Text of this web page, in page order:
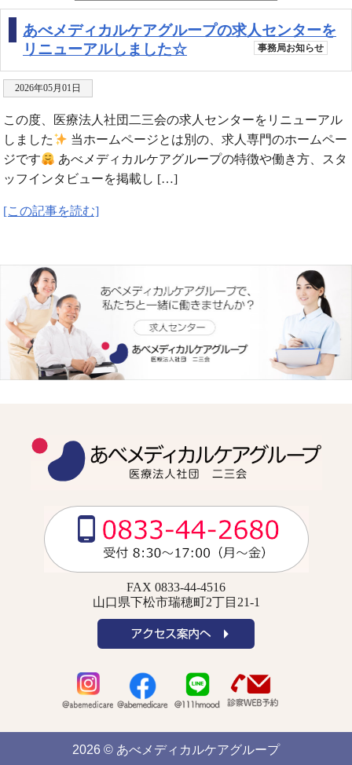
あべメディカルケアグループの求人センターを
リニューアルしました☆
事務局お知らせ
2026年05月01日
この度、医療法人社団二三会の求人センターをリニューアル
しました
当ホームページとは別の、求人専門のホームペー
ジです
あべメディカルケアグループの特徴や働き方、スタ
ッフインタビューを掲載し […]
[この記事を読む]
FAX 0833-44-4516
山口県下松市瑞穂町2丁目21-1
2026 © あべメディカルケアグループ